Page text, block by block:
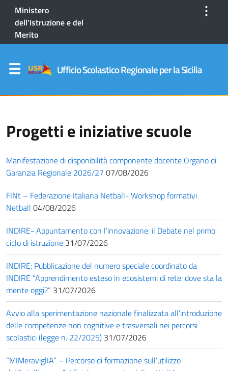
Ministero
dell'Istruzione e del
Merito
⋮
Ufficio Scolastico Regionale per la Sicilia
Progetti e iniziative scuole
Manifestazione di disponibilità componente docente Organo di
Garanzia Regionale 2026/27 07/08/2026
FINt – Federazione Italiana Netball- Workshop formativi
Netball 04/08/2026
INDIRE- Appuntamento con l’innovazione: il Debate nel primo
ciclo di istruzione 31/07/2026
INDIRE: Pubblicazione del numero speciale coordinato da
INDIRE “Apprendimento esteso in ecosistemi di rete: dove sta la
mente oggi?” 31/07/2026
Avvio alla sperimentazione nazionale finalizzata all’introduzione
delle competenze non cognitive e trasversali nei percorsi
scolastici (legge n. 22/2025) 31/07/2026
“MIMeraviglIA” – Percorso di formazione sull’utilizzo